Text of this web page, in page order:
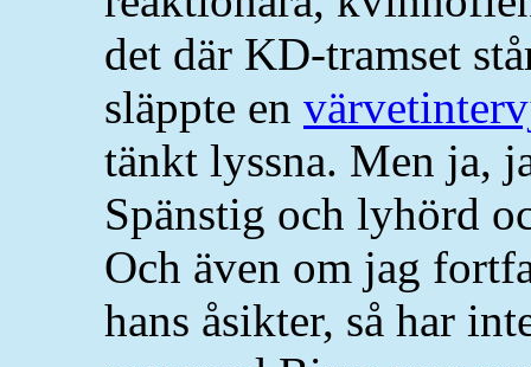
det där KD-tramset
släppte en
tänkt lyssna. Men ja,
Spänstig och lyhörd
Och även om jag
hans åsikter, så har